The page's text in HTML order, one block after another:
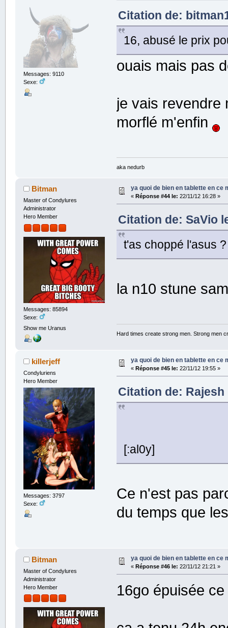
Messages: 9110
Sexe:
Citation de:
16, abusé le prix
ouais mais pas
je vais revendre
morflé m'enfin
aka nedurb
Bitman
Master of Condylures
Administrator
Hero Member
Messages: 85894
Sexe:
Show me Uranus
ya quoi de bien en tablette en ce
« Réponse #44 le: 22/11/12 16:28 »
Citation de: SaVio
t'as choppé l'asus ?
la n10 stune
Hard times create strong men. Strong men
killerjeff
Condyluriens
Hero Member
Messages: 3797
Sexe:
ya quoi de bien en tablette en ce
« Réponse #45 le: 22/11/12 19:55 »
Citation de: Rajesh
[:al0y]
Ce n'est pas
du temps que
Bitman
Master of Condylures
Administrator
Hero Member
ya quoi de bien en tablette en ce
« Réponse #46 le: 22/11/12 21:21 »
16go épuisée